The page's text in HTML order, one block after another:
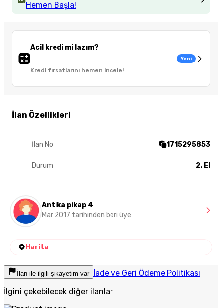
Hemen Başla!
Acil kredi mi lazım?
Kredi fırsatlarını hemen incele!
Yeni
İlan Özellikleri
İlan No 1715295853
Durum 2. El
Antika pikap 4
Mar 2017 tarihinden beri üye
Harita
İlan ile ilgili şikayetim var İade ve Geri Ödeme Politikası
İlgini çekebilecek diğer ilanlar